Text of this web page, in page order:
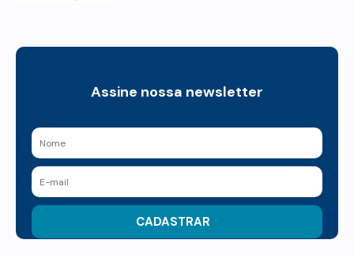
Assine nossa newsletter